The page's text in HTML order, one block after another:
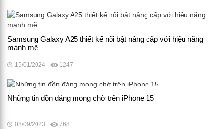
Samsung Galaxy A25 thiết kế nổi bật nâng cấp với hiệu năng
mạnh mẽ
15/01/2024 1247
Những tin đồn đáng mong chờ trên iPhone 15
08/09/2023 768